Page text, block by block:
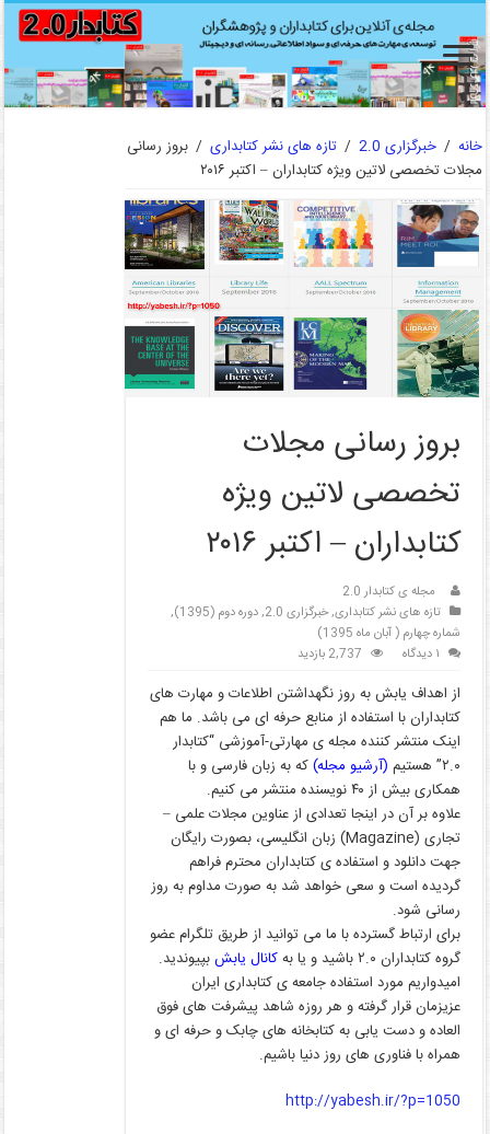
خانه / خبرگزاری 2.0 / تازه های نشر کتابداری / بروز رسانی
مجلات تخصصی لاتین ویژه کتابداران – اکتبر ۲۰۱۶‎
بروز رسانی مجلات
تخصصی لاتین ویژه
کتابداران – اکتبر ۲۰۱۶‎
مجله ی کتابدار 2.0
تازه های نشر کتابداری,خبرگزاری 2.0 ,دوره دوم (1395)
,
شماره چهارم ( آبان ماه 1395)
۱ دیدگاه
2,737 بازدید
از اهداف یابش به روز نگهداشتن اطلاعات و مهارت های
کتابداران با استفاده از منابع حرفه ای می باشد. ما هم
اینک منتشر کننده مجله ی مهارتی-آموزشی “کتابدار
۲.۰” هستیم
(آرشیو مجله)که به زبان فارسی و با
همکاری بیش از ۴۰ نویسنده منتشر می کنیم.
علاوه بر آن در اینجا تعدادی از عناوین مجلات علمی –
تجاری (Magazine) زبان انگلیسی، بصورت رایگان
جهت دانلود و استفاده ی کتابداران محترم فراهم
گردیده است و سعی خواهد شد به صورت مداوم به روز
رسانی شود.
برای ارتباط گسترده با ما می توانید از طریق تلگرام عضو
گروه کتابداران ۲.۰ باشید و یا به
کانال یابشبپیوندید.
امیدواریم مورد استفاده جامعه ی کتابداری ایران
عزیزمان قرار گرفته و هر روزه شاهد پیشرفت های فوق
العاده و دست یابی به کتابخانه های چابک و حرفه ای و
همراه با فناوری های روز دنیا باشیم.
http://yabesh.ir/?p=1050